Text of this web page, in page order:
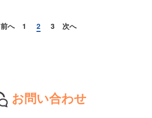
前へ 1 2 3 次へ
お問い合わせ